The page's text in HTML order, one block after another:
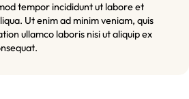
tempor incididunt ut labore et
Ut enim ad minim veniam, quis
ullamco laboris nisi ut aliquip ex